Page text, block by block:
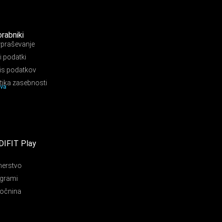
podatki
podatkov
zasebnosti
Play